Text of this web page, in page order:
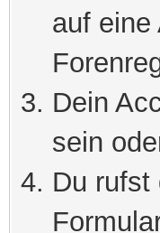
auf eine
Dein
sein
Du rufst